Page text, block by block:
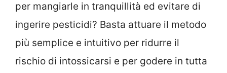
per mangiarle in tranquillità ed evitare di
ingerire pesticidi? Basta attuare il metodo
più semplice e intuitivo per ridurre il
rischio di intossicarsi e per godere in tutta